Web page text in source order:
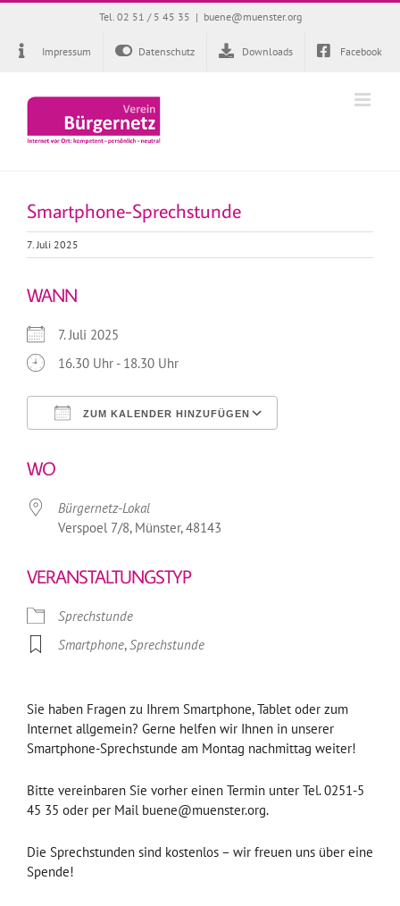
Zum
springen
Tel. 02 51 / 5 45 35 | buene@muenster.org
Impressum Datenschutz Downloads Facebook
Smartphone-Sprechstunde
7. Juli 2025
WANN
7. Juli 2025
16.30 Uhr - 18.30 Uhr
ZUM KALENDER HINZUFÜGEN
WO
Bürgernetz-Lokal
Verspoel 7/8, Münster, 48143
VERANSTALTUNGSTYP
Sprechstunde
Smartphone,Sprechstunde
Sie haben Fragen zu Ihrem Smartphone, Tablet oder zum
Internet allgemein? Gerne helfen wir Ihnen in unserer
Smartphone-Sprechstunde am Montag nachmittag weiter!
Bitte vereinbaren Sie vorher einen Termin unter Tel. 0251-5
45 35 oder per Mail buene@muenster.org.
Die Sprechstunden sind kostenlos – wir freuen uns über eine
Spende!